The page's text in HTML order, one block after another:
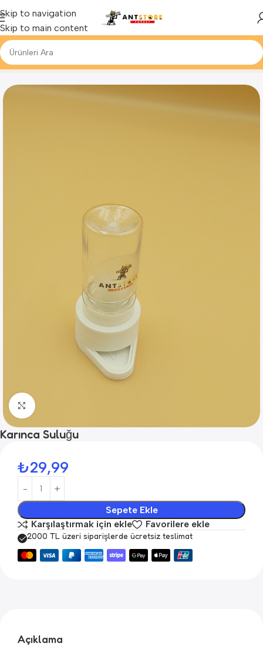
Skip to navigation
Skip to main content
Click to enlarge
Karınca Suluğu
₺29,99
Sepete Ekle
Karşılaştırmak için ekle
Favorilere ekle
2000 TL üzeri siparişlerde ücretsiz teslimat
Açıklama